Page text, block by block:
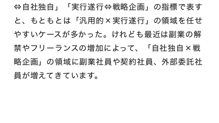
⇔自社独自」「実行遂行⇔戦略企画」の指標で表す
と、もともとは「汎用的×実行遂行」の領域を任せ
やすいケースが多かった。けれども最近は副業の解
禁やフリーランスの増加によって、「自社独自×戦
略企画」の領域に副業社員や契約社員、外部委託社
員が増えてきています。